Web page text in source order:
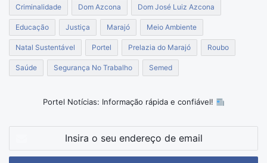
Criminalidade Dom Azcona Dom José Luiz Azcona
Educação Justiça Marajó Meio Ambiente
Natal Sustentável Portel Prelazia do Marajó Roubo
Saúde Segurança No Trabalho Semed
Portel Notícias: Informação rápida e confiável!
seu